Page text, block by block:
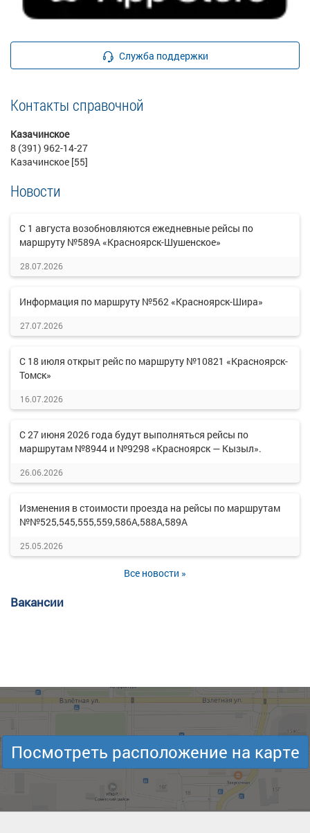
Служба поддержки
Контакты справочной
Казачинское
8 (391) 962-14-27
Казачинское [55]
Новости
С 1 августа возобновляются ежедневные рейсы по
маршруту №589А «Красноярск-Шушенское»
28.07.2026
Информация по маршруту №562 «Красноярск-Шира»
27.07.2026
С 18 июля открыт рейс по маршруту №10821 «Красноярск-
Томск»
16.07.2026
С 27 июня 2026 года будут выполняться рейсы по
маршрутам №8944 и №9298 «Красноярск — Кызыл».
26.06.2026
Изменения в стоимости проезда на рейсы по маршрутам
№№525,545,555,559,586А,588А,589А
25.05.2026
Все новости »
Вакансии
Посмотреть расположение на карте